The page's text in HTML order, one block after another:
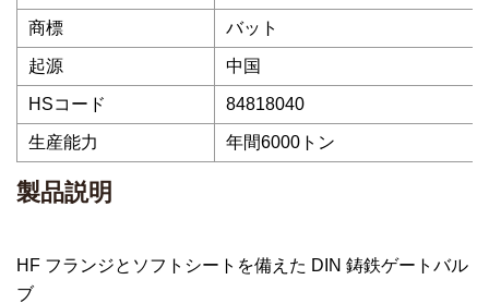
商標 バット
起源 中国
HSコード 84818040
生産能力 年間6000トン
製品説明
HF フランジとソフトシートを備えた DIN 鋳鉄ゲートバル
ブ